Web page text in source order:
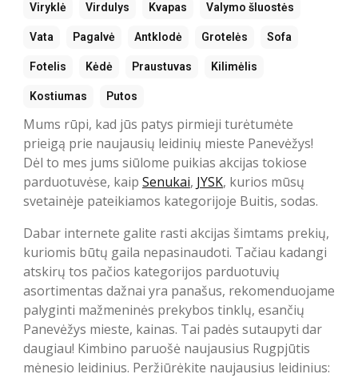
Viryklė Virdulys Kvapas Valymo šluostės
Vata Pagalvė Antklodė Grotelės Sofa
Fotelis Kėdė Praustuvas Kilimėlis
Kostiumas Putos
Mums rūpi, kad jūs patys pirmieji turėtumėte
prieigą prie naujausių leidinių mieste Panevėžys!
Dėl to mes jums siūlome puikias akcijas tokiose
parduotuvėse, kaip Senukai, JYSK, kurios mūsų
svetainėje pateikiamos kategorijoje Buitis, sodas.
Dabar internete galite rasti akcijas šimtams prekių,
kuriomis būtų gaila nepasinaudoti. Tačiau kadangi
atskirų tos pačios kategorijos parduotuvių
asortimentas dažnai yra panašus, rekomenduojame
palyginti mažmeninės prekybos tinklų, esančių
Panevėžys mieste, kainas. Tai padės sutaupyti dar
daugiau! Kimbino paruošė naujausius Rugpjūtis
mėnesio leidinius. Peržiūrėkite naujausius leidinius: